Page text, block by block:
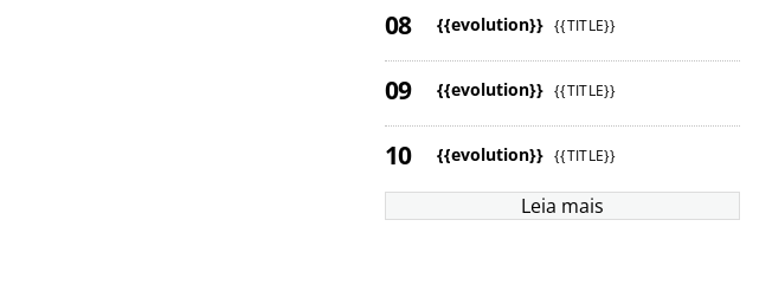
{{evolution}} {{TITLE}}
{{evolution}} {{TITLE}}
{{evolution}} {{TITLE}}
Leia mais